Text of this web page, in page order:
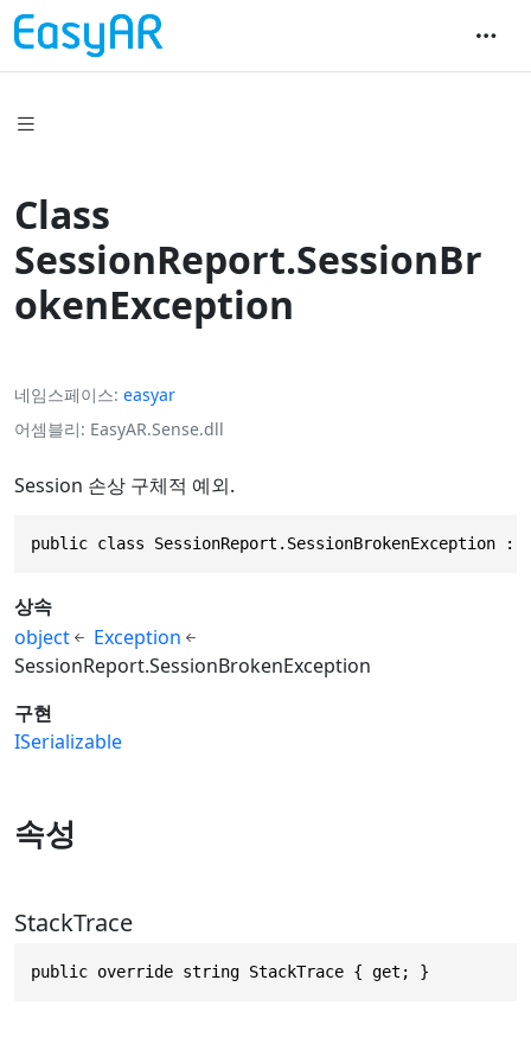
Class
SessionReport.SessionBr
okenException
네임스페이스 easyar
어셈블리 EasyAR.Sense.dll
Session 손상 구체적 예외.
public class SessionReport.SessionBrokenException
상속
object
Exception
SessionReport.SessionBrokenException
구현
ISerializable
속성
StackTrace
public override string StackTrace { get; }